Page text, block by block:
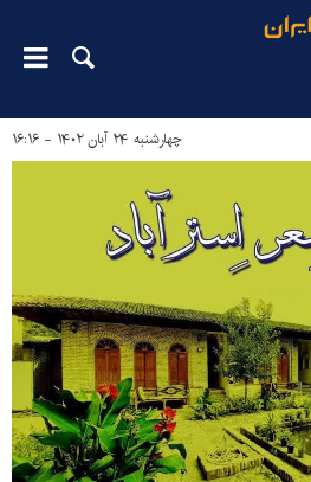
چهارشنبه ۲۴ آبان ۱۴۰۲ - ۱۶:۱۶